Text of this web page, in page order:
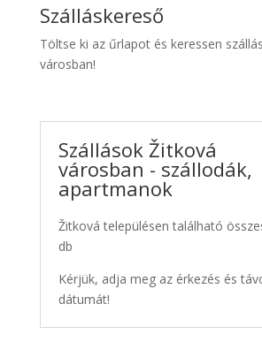
Kiwi
Taxi
Szálláskereső
Töltse ki az űrlapot és keressen
városban!
Szállások Žitková
városban - szállodák,
apartmanok
Žitková településen található
db
Kérjük, adja meg az érkezés és
dátumát!